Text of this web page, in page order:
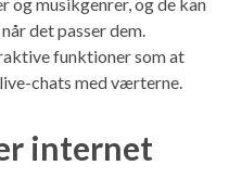
det passer dem.
funktioner som at
chats med værterne.
internet